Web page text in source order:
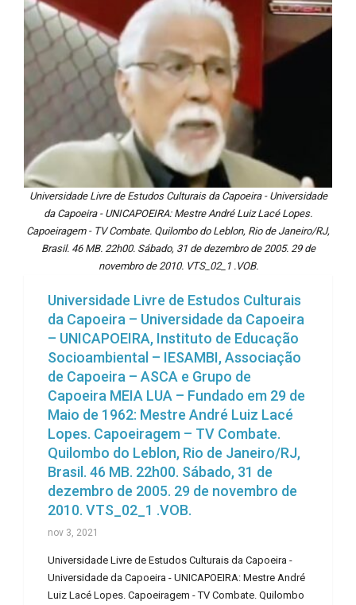
Universidade Livre de Estudos Culturais da Capoeira - Universidade
da Capoeira - UNICAPOEIRA: Mestre André Luiz Lacé Lopes.
Capoeiragem - TV Combate. Quilombo do Leblon, Rio de Janeiro/RJ,
Brasil. 46 MB. 22h00. Sábado, 31 de dezembro de 2005. 29 de
novembro de 2010. VTS_02_1 .VOB.
Universidade Livre de Estudos Culturais
da Capoeira – Universidade da Capoeira
– UNICAPOEIRA, Instituto de Educação
Socioambiental – IESAMBI, Associação
de Capoeira – ASCA e Grupo de
Capoeira MEIA LUA – Fundado em 29 de
Maio de 1962: Mestre André Luiz Lacé
Lopes. Capoeiragem – TV Combate.
Quilombo do Leblon, Rio de Janeiro/RJ,
Brasil. 46 MB. 22h00. Sábado, 31 de
dezembro de 2005. 29 de novembro de
2010. VTS_02_1 .VOB.
nov 3, 2021
Universidade Livre de Estudos Culturais da Capoeira -
Universidade da Capoeira - UNICAPOEIRA: Mestre André
Luiz Lacé Lopes. Capoeiragem - TV Combate. Quilombo